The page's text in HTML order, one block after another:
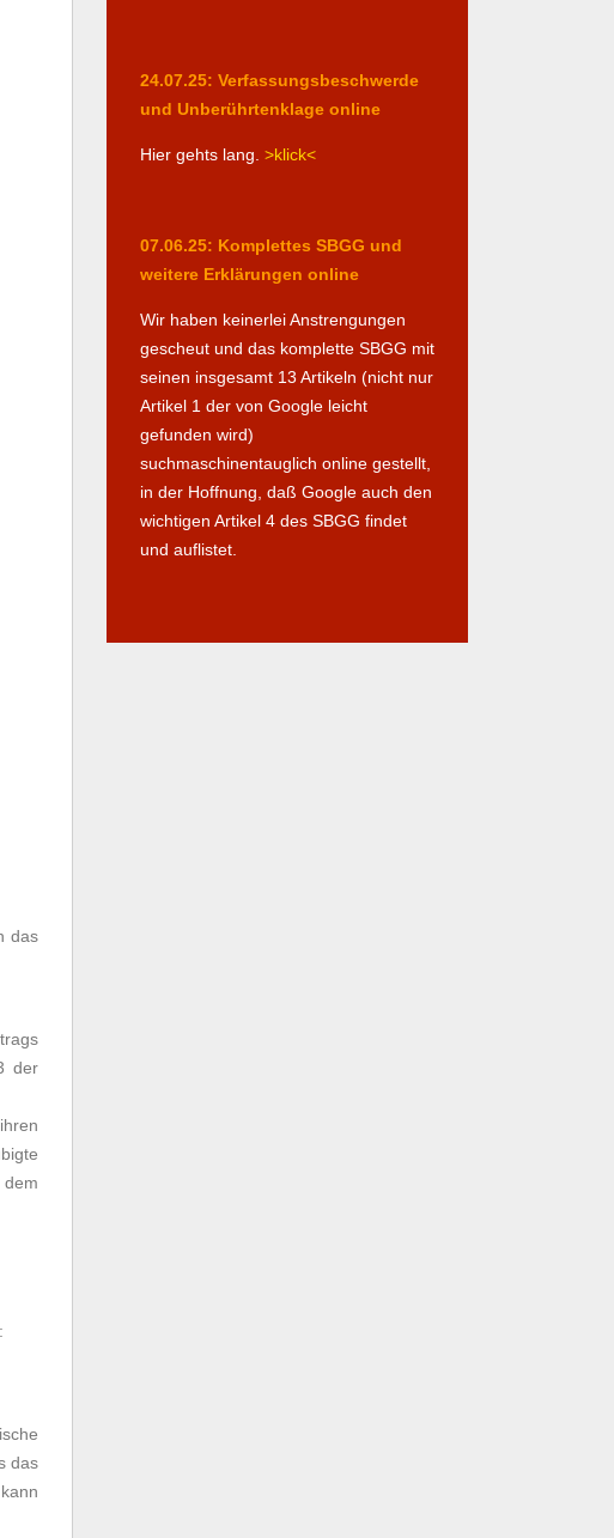
das
der
das
24.07.25: Verfassungsbeschwerde
und Unberührtenklage online
Hier gehts lang. >klick<
07.06.25: Komplettes SBGG und
weitere Erklärungen online
Wir haben keinerlei Anstrengungen
gescheut und das komplette SBGG mit
seinen insgesamt 13 Artikeln (nicht nur
Artikel 1 der von Google leicht
gefunden wird)
suchmaschinentauglich online gestellt,
in der Hoffnung, daß Google auch den
wichtigen Artikel 4 des SBGG findet
und auflistet.